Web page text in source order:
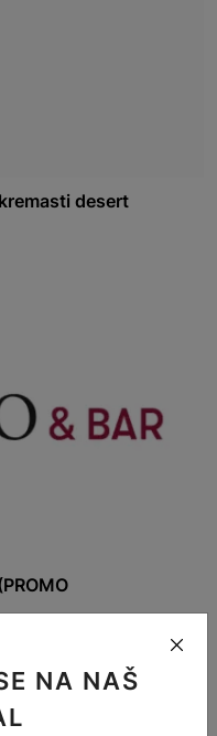
NA NAŠ
desert